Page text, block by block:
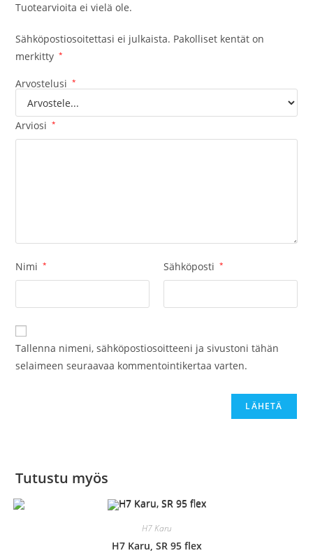
Tuotearvioita ei vielä ole.
Sähköpostiosoitettasi ei julkaista. Pakolliset kentät on
merkitty *
Arvostelusi *
Arviosi *
Nimi * Sähköposti *
Tallenna nimeni, sähköpostiosoitteeni ja sivustoni tähän
selaimeen seuraavaa kommentointikertaa varten.
Tutustu myös
H7 Karu
H7 Karu, SR 95 flex